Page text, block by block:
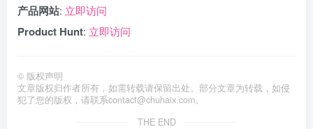
产品网站: 立即访问
Product Hunt: 立即访问
© 版权声明
文章版权归作者所有，如需转载请保留出处。部分文章为转载，如侵
犯了您的版权，请联系contact@chuhaix.com。
THE END